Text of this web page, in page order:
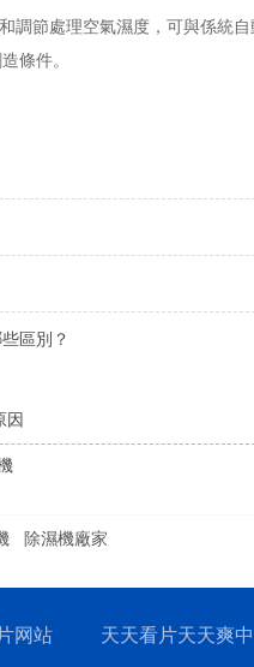
調節處理空氣濕度，可與係統
條件。
區別？
因
除濕機廠家
网站 天天看片天天爽